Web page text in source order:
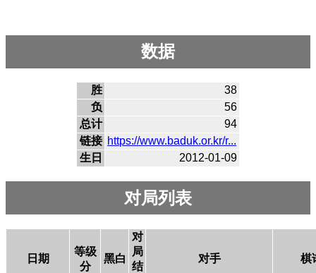
数据
胜
38
负
56
总计
94
链接 https://www.baduk.or.kr/r...
生日
2012-01-09
对局列表
日期
等级
分
黑白
对
局
结
对手 棋